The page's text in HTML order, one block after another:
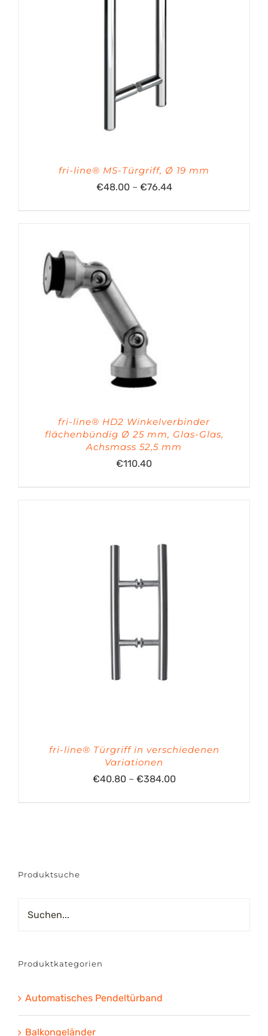
fri-line® MS-Türgriff, Ø 19 mm
€48.00 – €76.44Preisspanne:
fri-line® HD2 Winkelverbinder
flächenbündig Ø 25 mm, Glas-Glas,
Achsmass 52,5 mm
€110.40
fri-line® Türgriff in verschiedenen
Variationen
€40.80 – €384.00Preisspanne:
Produktsuche
Produktkategorien
Automatisches Pendeltürband
Balkongeländer